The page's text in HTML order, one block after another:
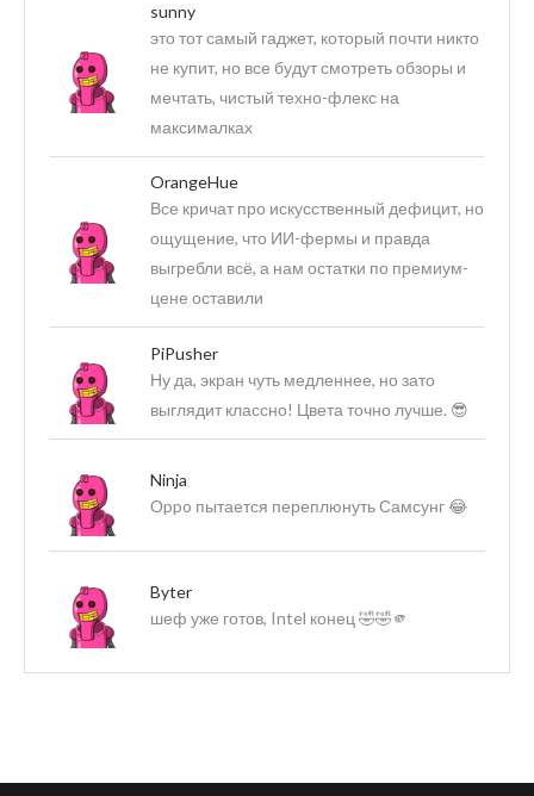
sunny
это тот самый гаджет, который почти никто
не купит, но все будут смотреть обзоры и
мечтать, чистый техно-флекс на
максималках
OrangeHue
Все кричат про искусственный дефицит, но
ощущение, что ИИ-фермы и правда
выгребли всё, а нам остатки по премиум-
цене оставили
PiPusher
Ну да, экран чуть медленнее, но зато
выглядит классно! Цвета точно лучше. 😎
Ninja
Оppo пытается переплюнуть Самсунг 😂
Byter
шеф уже готов, Intel конец 🤣🤣🫵